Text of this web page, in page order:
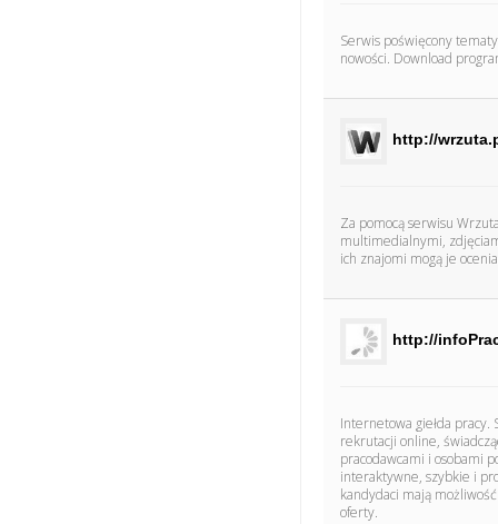
Serwis poświęcony
nowości. Download
http://
Za pomocą serwisu
multimedialnymi,
ich znajomi mogą je
http://
Internetowa giełda
rekrutacji online,
pracodawcami i osobami
interaktywne, szybkie i
kandydaci mają
oferty.